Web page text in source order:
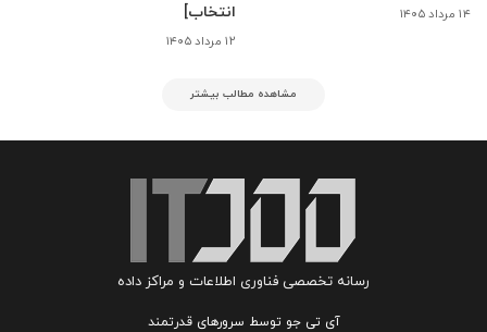
۱۴ مرداد ۱۴۰۵
انتخاب]
۱۲ مرداد ۱۴۰۵
مشاهده مطالب بیشتر
رسانه تخصصی فناوری اطلاعات و مراکز داده
آی تی جو توسط سرورهای قدرتمند